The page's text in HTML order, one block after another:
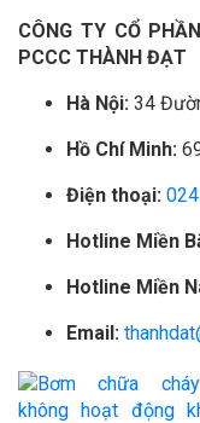
CÔNG TY CỔ
PCCC THÀNH ĐẠT
Hà Nội: 34
Hồ Chí Minh:
Điện thoại:
Hotline Miền
Hotline Miền
Email: